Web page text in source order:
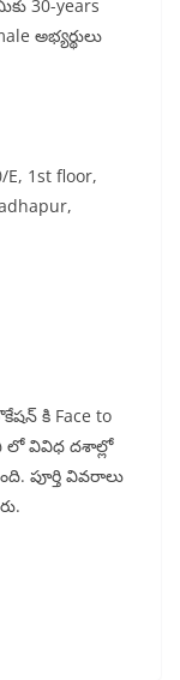
30-years
అభ్యర్థులు
1st floor,
కి Face to
లో వివిధ దశాల్లో
పూర్తి వివరాలు